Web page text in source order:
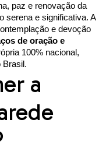
paz e renovação da
serena e significativa. A
e devoção
de oração e
100% nacional,
Brasil.
a